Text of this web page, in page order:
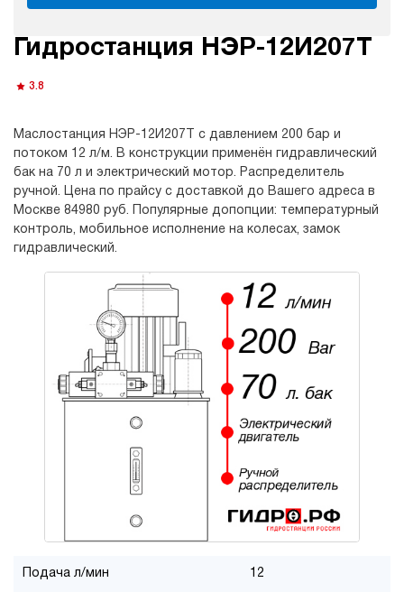
Гидростанция НЭР-12И207Т
3.8
Маслостанция НЭР-12И207Т с давлением 200 бар и
потоком 12 л/м. В конструкции применён гидравлический
бак на 70 л и электрический мотор. Распределитель
ручной. Цена по прайсу с доставкой до Вашего адреса в
Москве 84980 руб. Популярные допопции: температурный
контроль, мобильное исполнение на колесах, замок
гидравлический.
Подача л/мин 12